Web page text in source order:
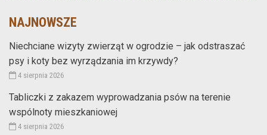
NAJNOWSZE
Niechciane wizyty zwierząt w ogrodzie – jak odstraszać
psy i koty bez wyrządzania im krzywdy?
4 sierpnia 2026
Tabliczki z zakazem wyprowadzania psów na terenie
wspólnoty mieszkaniowej
4 sierpnia 2026